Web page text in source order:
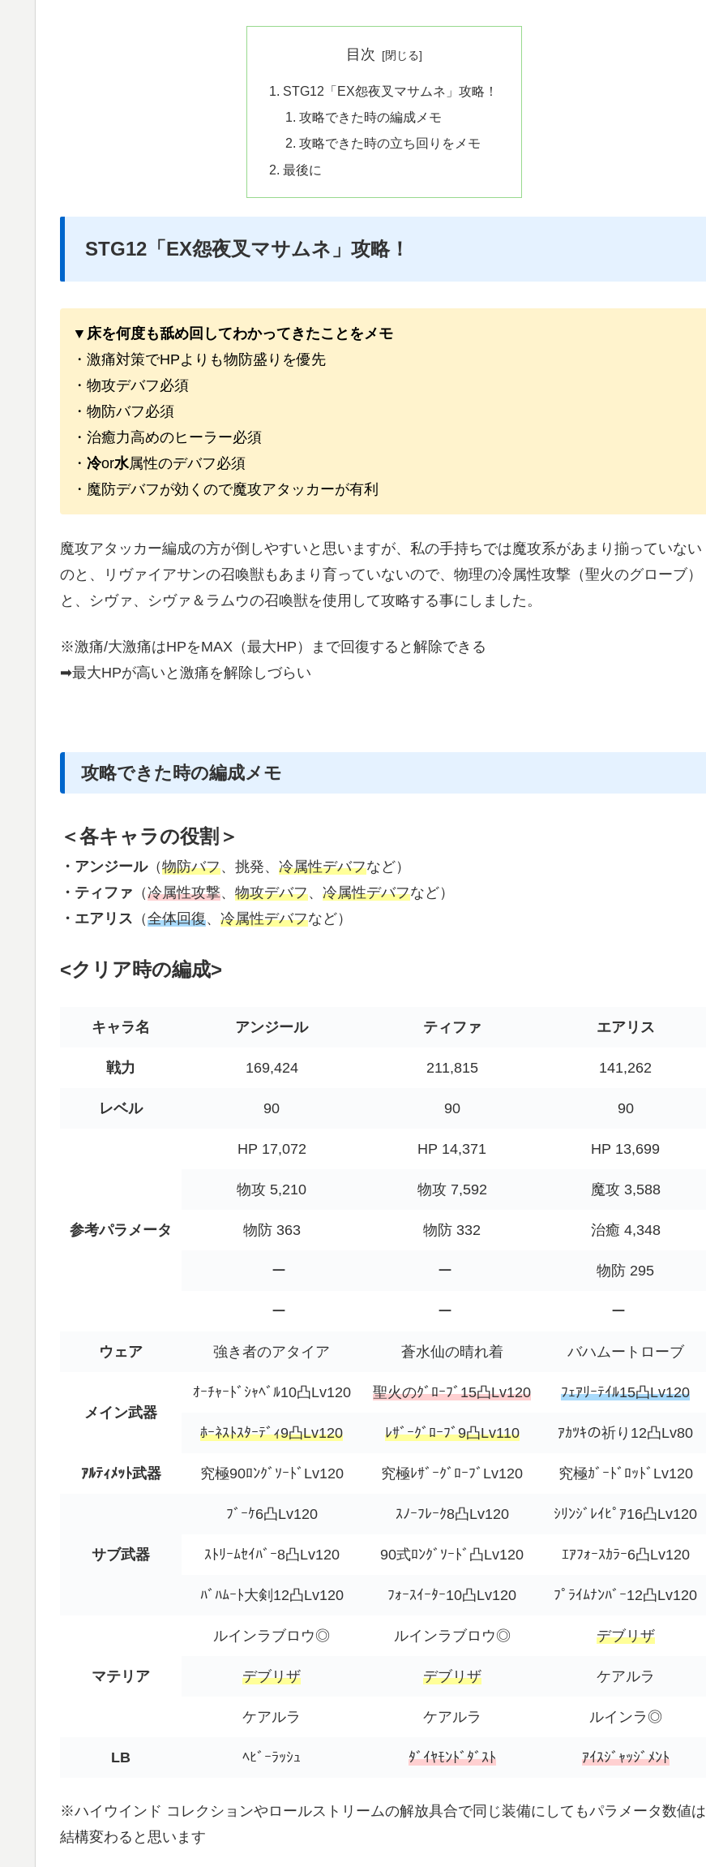
目次
STG12「EX怨夜叉マサムネ」攻略！
攻略できた時の編成メモ
攻略できた時の立ち回りをメモ
最後に
STG12「EX怨夜叉マサムネ」攻略！
▼床を何度も舐め回してわかってきたことをメモ
・激痛対策でHPよりも物防盛りを優先
・物攻デバフ必須
・物防バフ必須
・治癒力高めのヒーラー必須
・ 冷or水属性のデバフ必須
・魔防デバフが効くので魔攻アタッカーが有利
魔攻アタッカー編成の方が倒しやすいと思いますが、私の手持ちでは魔攻系があまり揃っていない
のと、リヴァイアサンの召喚獣もあまり育っていないので、物理の冷属性攻撃（聖火のグローブ）
と、シヴァ、シヴァ＆ラムウの召喚獣を使用して攻略する事にしました。
※激痛/大激痛はHPをMAX（最大HP）まで回復すると解除できる
➡最大HPが高いと激痛を解除しづらい
攻略できた時の編成メモ
＜各キャラの役割＞
・アンジール（物防バフ、挑発、 冷属性デバフなど）
・ティファ （冷属性攻撃、 物攻デバフ、 冷属性デバフなど）
・エアリス （全体回復、 冷属性デバフなど）
<クリア時の編成>
キャラ名 アンジール ティファ エアリス
戦力 169,424 211,815 141,262
レベル 90 90 90
参考パラメータ
HP 17,072 HP 14,371 HP 13,699
物攻 5,210 物攻 7,592 魔攻 3,588
物防 363 物防 332 治癒 4,348
ー ー 物防 295
ー ー ー
ウェア 強き者のアタイア 蒼水仙の晴れ着 バハムートローブ
メイン武器
ｵｰﾁｬｰﾄﾞｼｬﾍﾞﾙ10凸Lv120 聖火のｸﾞﾛｰﾌﾞ15凸Lv120 ﾌｪｱﾘｰﾃｲﾙ15凸Lv120
ﾎｰﾈｽﾄｽﾀｰﾃﾞｨ9凸Lv120 ﾚｻﾞｰｸﾞﾛｰﾌﾞ9凸Lv110 ｱｶﾂｷの祈り12凸Lv80
ｱﾙﾃｨﾒｯﾄ武器 究極90ﾛﾝｸﾞｿｰﾄﾞLv120 究極ﾚｻﾞｰｸﾞﾛｰﾌﾞLv120 究極ｶﾞｰﾄﾞﾛｯﾄﾞLv120
サブ武器
ﾌﾞｰｹ6凸Lv120 ｽﾉｰﾌﾚｰｸ8凸Lv120 ｼﾘﾝｼﾞﾚｲﾋﾟｱ16凸Lv120
ｽﾄﾘｰﾑｾｲﾊﾞｰ8凸Lv120 90式ﾛﾝｸﾞｿｰﾄﾞ凸Lv120 ｴｱﾌｫｰｽｶﾗｰ6凸Lv120
ﾊﾞﾊﾑｰﾄ大剣12凸Lv120 ﾌｫｰｽｲｰﾀｰ10凸Lv120 ﾌﾟﾗｲﾑﾅﾝﾊﾞｰ12凸Lv120
マテリア
ルインラブロウ◎ ルインラブロウ◎ デブリザ
デブリザ デブリザ ケアルラ
ケアルラ ケアルラ ルインラ◎
LB ﾍﾋﾞｰﾗｯｼｭ ﾀﾞｲﾔﾓﾝﾄﾞﾀﾞｽﾄ ｱｲｽｼﾞｬｯｼﾞﾒﾝﾄ
※ハイウインド コレクションやロールストリームの解放具合で同じ装備にしてもパラメータ数値は
結構変わると思います